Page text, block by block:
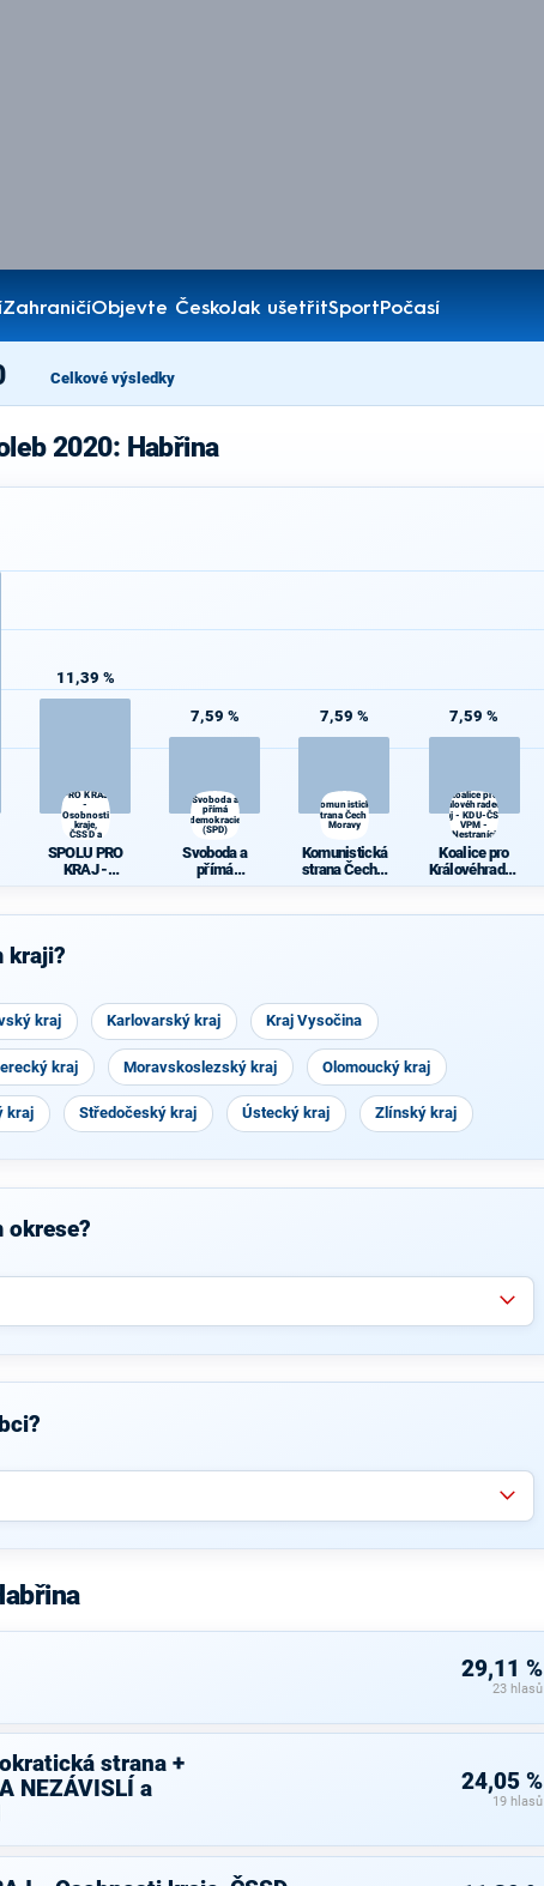
ZahraničíObjevte ČeskoJak ušetřitSportPočasí
Celkové výsledky
2020: Habřina
11,39 %
PRO KRAJ
-
Osobnosti
kraje,
ČSSD a
SPOLU PRO
KRAJ -
Zelení
7,59 %
Svoboda a
přímá
demokracie
(SPD)
Svoboda a
přímá
7,59 %
Komunistická
strana Čech a
Moravy
Komunistická
strana Čech a
7,59 %
Koalice pro
Královéhradecký
kraj - KDU-ČSL -
VPM -
Nestraníci
Koalice pro
Královéhradec
ký kraj - KDU-
Nestraníci
kraji?
kraj Karlovarský kraj Kraj Vysočina
kraj Moravskoslezský kraj Olomoucký kraj
kraj Středočeský kraj Ústecký kraj Zlínský kraj
okrese?
29,11 %
23 hlasů
strana +
NEZÁVISLÍ a
24,05 %
19 hlasů